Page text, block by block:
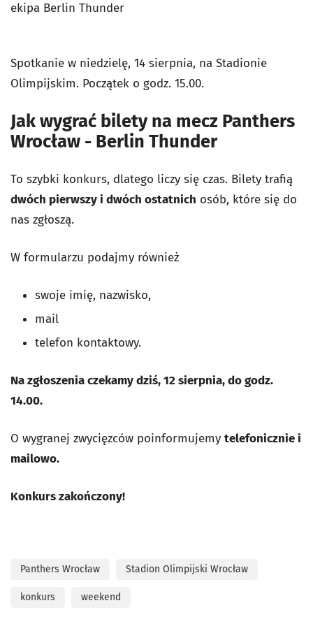
ekipa Berlin Thunder
Spotkanie w niedzielę, 14 sierpnia, na Stadionie
Olimpijskim. Początek o godz. 15.00.
Jak wygrać bilety na mecz Panthers
Wrocław - Berlin Thunder
To szybki konkurs, dlatego liczy się czas. Bilety trafią
dwóch pierwszy i dwóch ostatnich osób, które się do
nas zgłoszą.
W formularzu podajmy również
swoje imię, nazwisko,
mail
telefon kontaktowy.
Na zgłoszenia czekamy dziś, 12 sierpnia, do godz.
14.00.
O wygranej zwycięzców poinformujemy telefonicznie i
mailowo.
Konkurs zakończony!
Panthers Wrocław Stadion Olimpijski Wrocław
konkurs weekend